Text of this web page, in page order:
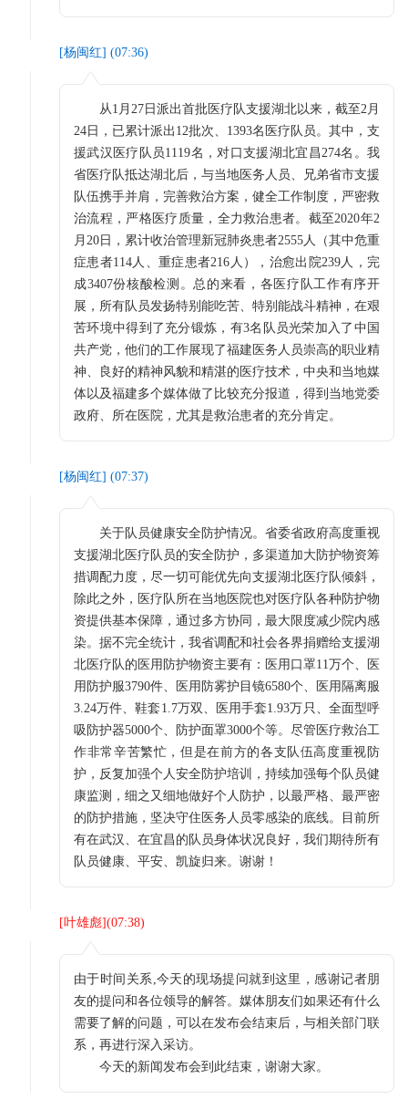
[杨闽红] (07:36)
从1月27日派出首批医疗队支援湖北以来，截至2月
24日，已累计派出12批次、1393名医疗队员。其中，支
援武汉医疗队员1119名，对口支援湖北宜昌274名。我
省医疗队抵达湖北后，与当地医务人员、兄弟省市支援
队伍携手并肩，完善救治方案，健全工作制度，严密救
治流程，严格医疗质量，全力救治患者。截至2020年2
月20日，累计收治管理新冠肺炎患者2555人（其中危重
症患者114人、重症患者216人），治愈出院239人，完
成3407份核酸检测。总的来看，各医疗队工作有序开
展，所有队员发扬特别能吃苦、特别能战斗精神，在艰
苦环境中得到了充分锻炼，有3名队员光荣加入了中国
共产党，他们的工作展现了福建医务人员崇高的职业精
神、良好的精神风貌和精湛的医疗技术，中央和当地媒
体以及福建多个媒体做了比较充分报道，得到当地党委
政府、所在医院，尤其是救治患者的充分肯定。
[杨闽红] (07:37)
关于队员健康安全防护情况。省委省政府高度重视
支援湖北医疗队员的安全防护，多渠道加大防护物资筹
措调配力度，尽一切可能优先向支援湖北医疗队倾斜，
除此之外，医疗队所在当地医院也对医疗队各种防护物
资提供基本保障，通过多方协同，最大限度减少院内感
染。据不完全统计，我省调配和社会各界捐赠给支援湖
北医疗队的医用防护物资主要有：医用口罩11万个、医
用防护服3790件、医用防雾护目镜6580个、医用隔离服
3.24万件、鞋套1.7万双、医用手套1.93万只、全面型呼
吸防护器5000个、防护面罩3000个等。尽管医疗救治工
作非常辛苦繁忙，但是在前方的各支队伍高度重视防
护，反复加强个人安全防护培训，持续加强每个队员健
康监测，细之又细地做好个人防护，以最严格、最严密
的防护措施，坚决守住医务人员零感染的底线。目前所
有在武汉、在宜昌的队员身体状况良好，我们期待所有
队员健康、平安、凯旋归来。谢谢！
[叶雄彪](07:38)
由于时间关系,今天的现场提问就到这里，感谢记者朋
友的提问和各位领导的解答。媒体朋友们如果还有什么
需要了解的问题，可以在发布会结束后，与相关部门联
系，再进行深入采访。
今天的新闻发布会到此结束，谢谢大家。